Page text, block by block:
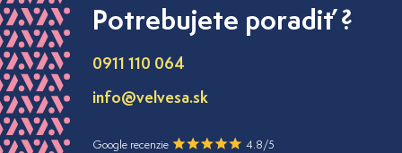
Potrebujete poradiť ?
0911 110 064
info@velvesa.sk
Google recenzie 4.8/5